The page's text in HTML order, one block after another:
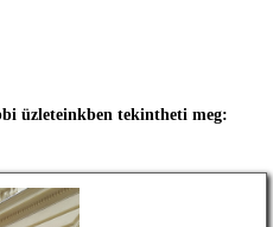
üzleteinkben tekintheti meg: